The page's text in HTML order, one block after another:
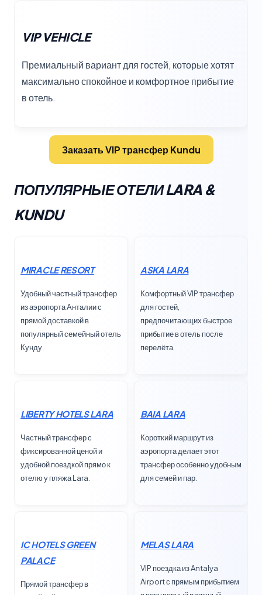
VIP VEHICLE
Премиальный вариант для гостей, которые хотят
максимально спокойное и комфортное прибытие
в отель.
Заказать VIP трансфер Kundu
ПОПУЛЯРНЫЕ ОТЕЛИ LARA &
KUNDU
MIRACLE RESORT
Удобный частный трансфер
из аэропорта Анталии с
прямой доставкой в
популярный семейный отель
Кунду.
ASKA LARA
Комфортный VIP трансфер
для гостей,
предпочитающих быстрое
прибытие в отель после
перелёта.
LIBERTY HOTELS LARA
Частный трансфер с
фиксированной ценой и
удобной поездкой прямо к
отелю у пляжа Lara.
BAIA LARA
Короткий маршрут из
аэропорта делает этот
трансфер особенно удобным
для семей и пар.
IC HOTELS GREEN
PALACE
Прямой трансфер в
MELAS LARA
VIP поездка из Antalya
Airport с прямым прибытием